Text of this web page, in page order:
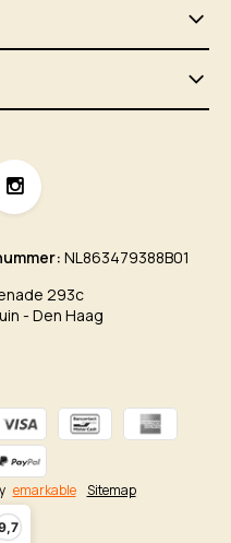
293c
- Den Haag
NL863479388B01
emarkable Sitemap